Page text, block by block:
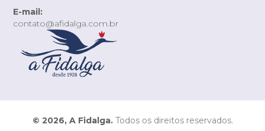
E-mail:
contato@afidalga.com.br
© 2026, A Fidalga.Todos os direitos reservados.